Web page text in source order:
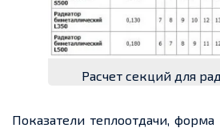
Расчет секций для
Показатели теплоотдачи,